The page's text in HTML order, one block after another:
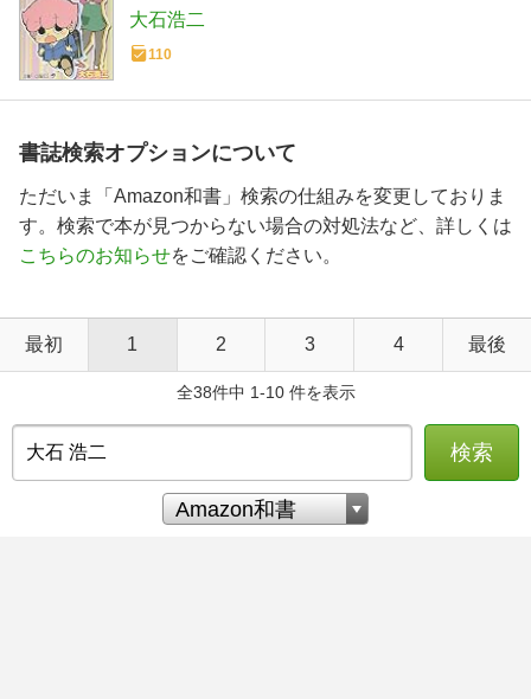
大石浩二
110
書誌検索オプションについて
ただいま「Amazon和書」検索の仕組みを変更しておりま
す。検索で本が見つからない場合の対処法など、詳しくは
こちらのお知らせをご確認ください。
最初 1 2 3 4 最後
全38件中 1-10 件を表示
検索